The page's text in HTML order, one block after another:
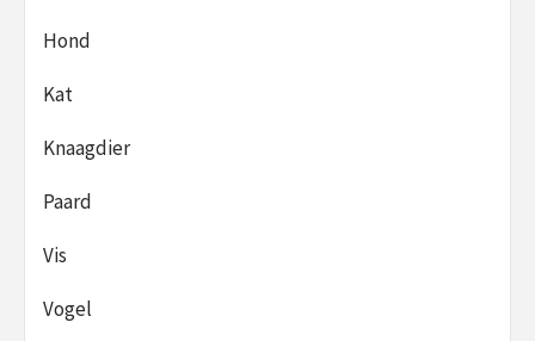
Hond
Kat
Knaagdier
Paard
Vis
Vogel